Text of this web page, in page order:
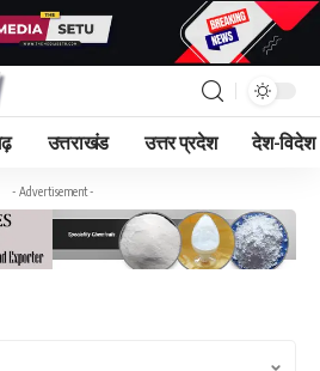
उत्तराखंड उत्तर प्रदेश देश-विदेश
- Advertisement -